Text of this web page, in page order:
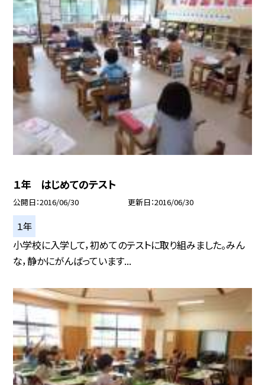
１年 はじめてのテスト
公開日 2016/06/30 更新日 2016/06/30
１年
小学校に入学して，初めてのテストに取り組みました。みん
な，静かにがんばっています...